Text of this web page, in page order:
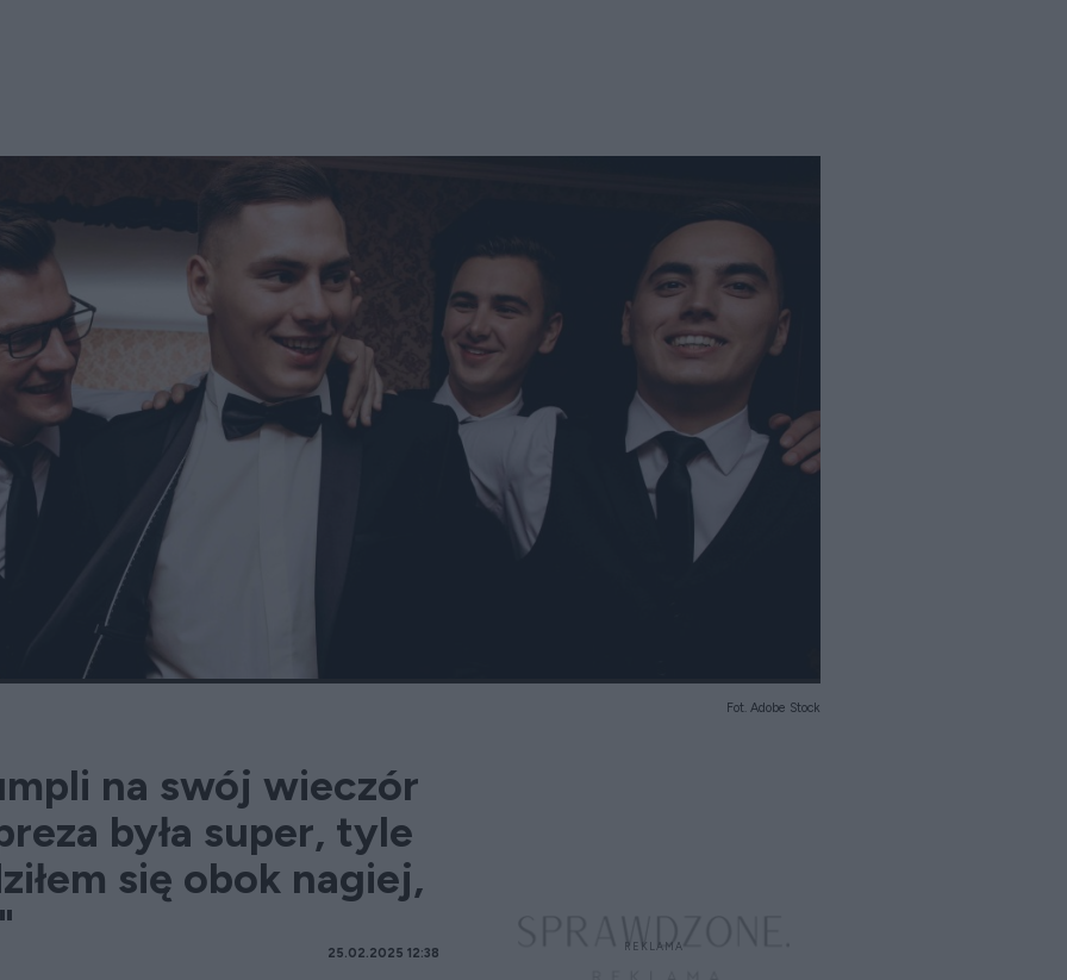
Fot. Adobe Stock
na swój wieczór
była super, tyle
się obok nagiej,
25.02.2025 12:38